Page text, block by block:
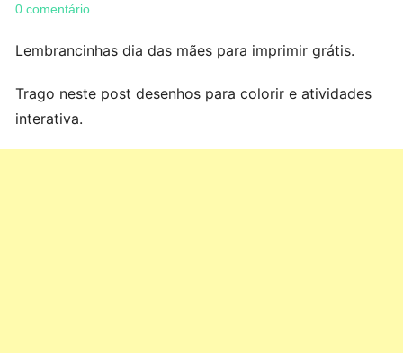
0 comentário
Lembrancinhas dia das mães para imprimir grátis.
Trago neste post desenhos para colorir e atividades
interativa.